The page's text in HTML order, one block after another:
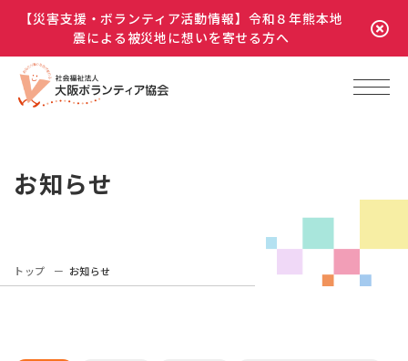
【災害支援・ボランティア活動情報】令和８年熊本地
震による被災地に想いを寄せる方へ
お知らせ
トップ お知らせ